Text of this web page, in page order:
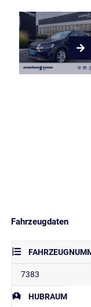
Fahrzeugdaten
7383
HUBRAUM